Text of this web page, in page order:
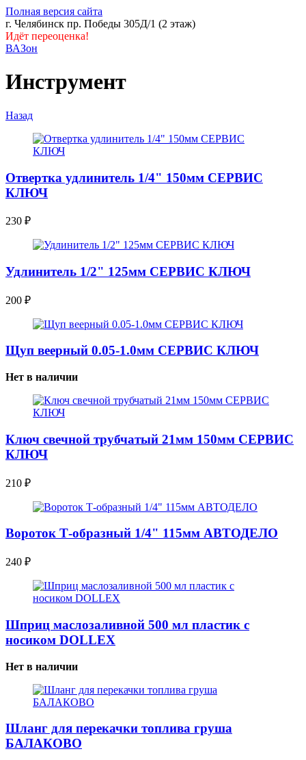
Полная версия сайта
г. Челябинск пр. Победы 305Д/1 (2 этаж)
Идёт переоценка!
ВАЗон
Инструмент
Назад
Отвертка удлинитель 1/4" 150мм СЕРВИС
КЛЮЧ
230 ₽
Удлинитель 1/2" 125мм СЕРВИС КЛЮЧ
200 ₽
Щуп веерный 0.05-1.0мм СЕРВИС КЛЮЧ
Нет в наличии
Ключ свечной трубчатый 21мм 150мм СЕРВИС
КЛЮЧ
210 ₽
Вороток Т-образный 1/4" 115мм АВТОДЕЛО
240 ₽
Шприц маслозаливной 500 мл пластик с
носиком DOLLEX
Нет в наличии
Шланг для перекачки топлива груша
БАЛАКОВО